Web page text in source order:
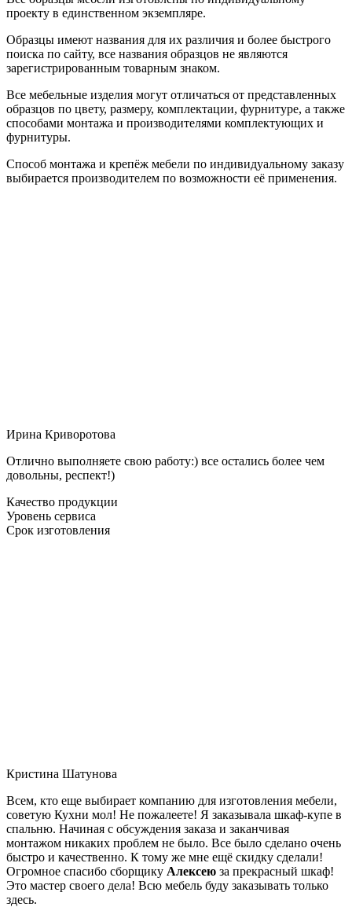
проекту в единственном экземпляре.
Образцы имеют названия для их различия и более быстрого
поиска по сайту, все названия образцов не являются
зарегистрированным товарным знаком.
Все мебельные изделия могут отличаться от представленных
образцов по цвету, размеру, комплектации, фурнитуре, а также
способами монтажа и производителями комплектующих и
фурнитуры.
Способ монтажа и крепёж мебели по индивидуальному заказу
выбирается производителем по возможности её применения.
Ирина Криворотова
Отлично выполняете свою работу:) все остались более чем
довольны, респект!)
Качество продукции
Уровень сервиса
Срок изготовления
Кристина Шатунова
Всем, кто еще выбирает компанию для изготовления мебели,
советую Кухни мол! Не пожалеете! Я заказывала шкаф-купе в
спальню. Начиная с обсуждения заказа и заканчивая
монтажом никаких проблем не было. Все было сделано очень
быстро и качественно. К тому же мне ещё скидку сделали!
Огромное спасибо сборщику Алексею за прекрасный шкаф!
Это мастер своего дела! Всю мебель буду заказывать только
здесь.